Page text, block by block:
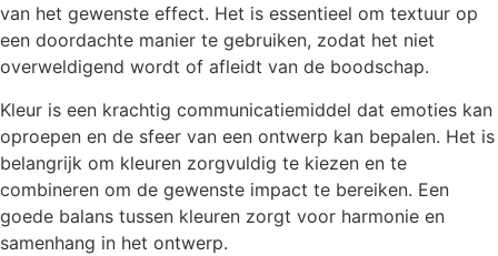
van het gewenste effect. Het is essentieel om textuur op
een doordachte manier te gebruiken, zodat het niet
overweldigend wordt of afleidt van de boodschap.
Kleur is een krachtig communicatiemiddel dat emoties kan
oproepen en de sfeer van een ontwerp kan bepalen. Het is
belangrijk om kleuren zorgvuldig te kiezen en te
combineren om de gewenste impact te bereiken. Een
goede balans tussen kleuren zorgt voor harmonie en
samenhang in het ontwerp.